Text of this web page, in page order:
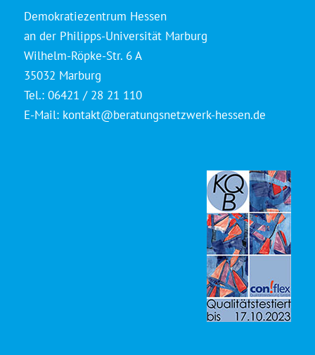
Demokratiezentrum Hessen
an der Philipps-Universität Marburg
Wilhelm-Röpke-Str. 6 A
35032 Marburg
Tel.: 06421 / 28 21 110
E-Mail: kontakt@beratungsnetzwerk-hessen.de